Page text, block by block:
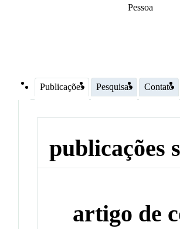
Pessoa
Publicações Pesquisas Contato
publicações
artigo de